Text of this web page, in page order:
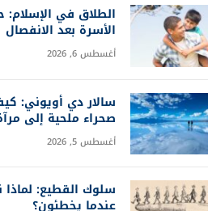
الطلاق في
الأسرة بعد الانفصال
أغسطس 6, 2026
سالار دي أويوني:
صحراء ملحية إلى
أغسطس 5, 2026
سلوك القطيع: لماذا
عندما يخطئون؟